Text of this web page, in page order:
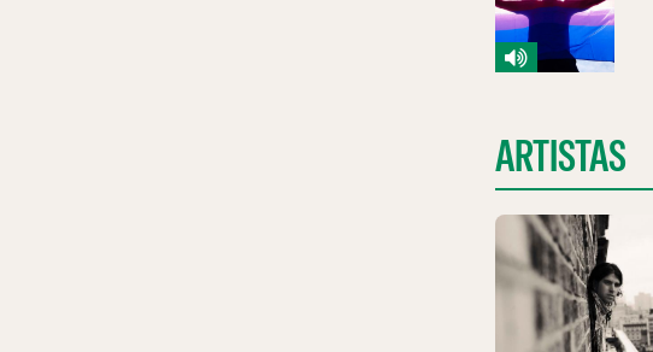
ARTISTAS